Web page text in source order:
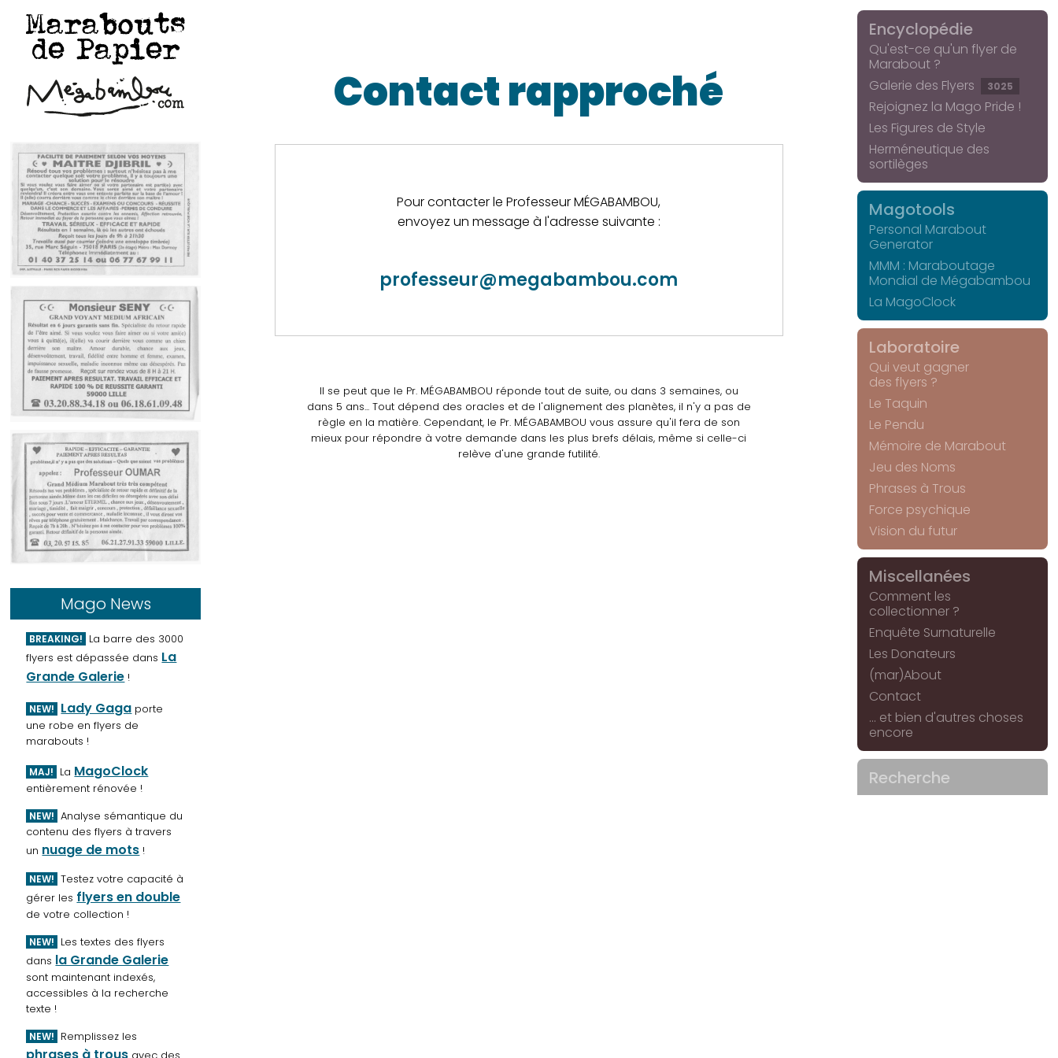
Marabouts
de Papier
Mago News
BREAKING! La barre des 3000
flyers est dépassée dans La
Grande Galerie !
NEW! Lady Gaga porte
une robe en flyers de
marabouts !
MAJ! La MagoClock
entièrement rénovée !
NEW! Analyse sémantique du
contenu des flyers à travers
un nuage de mots !
NEW! Testez votre capacité à
gérer les flyers en double
de votre collection !
NEW! Les textes des flyers
dans la Grande Galerie
sont maintenant indexés,
accessibles à la recherche
texte !
NEW! Remplissez les
Contact rapproché
Pour contacter le Professeur MÉGABAMBOU,
envoyez un message à l'adresse suivante :
professeur@megabambou.com
Il se peut que le Pr. MÉGABAMBOU réponde tout de suite, ou dans 3 semaines, ou
dans 5 ans... Tout dépend des oracles et de l'alignement des planètes, il n'y a pas de
règle en la matière. Cependant, le Pr. MÉGABAMBOU vous assure qu'il fera de son
mieux pour répondre à votre demande dans les plus brefs délais, même si celle-ci
relève d'une grande futilité.
Encyclopédie
Qu'est-ce qu'un flyer de
Marabout ?
Galerie des Flyers
3025
Rejoignez la Mago Pride !
Les Figures de Style
Herméneutique des
sortilèges
Magotools
Personal Marabout
Generator
MMM : Maraboutage
Mondial de Mégabambou
La MagoClock
Laboratoire
Qui veut gagner
des flyers ?
Le Taquin
Le Pendu
Mémoire de Marabout
Jeu des Noms
Phrases à Trous
Force psychique
Vision du futur
Miscellanées
Comment les
collectionner ?
Enquête Surnaturelle
Les Donateurs
(mar)About
Contact
... et bien d'autres choses
encore
Recherche